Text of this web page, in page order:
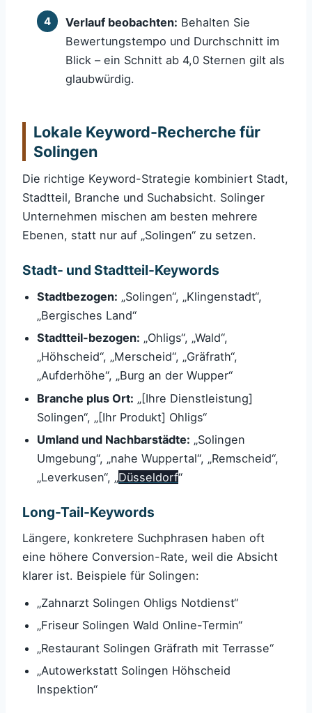
Verlauf beobachten: Behalten Sie
Bewertungstempo und Durchschnitt im
Blick – ein Schnitt ab 4,0 Sternen gilt als
glaubwürdig.
Lokale Keyword-Recherche für
Solingen
Die richtige Keyword-Strategie kombiniert Stadt,
Stadtteil, Branche und Suchabsicht. Solinger
Unternehmen mischen am besten mehrere
Ebenen, statt nur auf „Solingen“ zu setzen.
Stadt- und Stadtteil-Keywords
Stadtbezogen: „Solingen“, „Klingenstadt“,
„Bergisches Land“
Stadtteil-bezogen: „Ohligs“, „Wald“,
„Höhscheid“, „Merscheid“, „Gräfrath“,
„Aufderhöhe“, „Burg an der Wupper“
Branche plus Ort: „[Ihre Dienstleistung]
Solingen“, „[Ihr Produkt] Ohligs“
Umland und Nachbarstädte: „Solingen
Umgebung“, „nahe Wuppertal“, „Remscheid“,
„Leverkusen“, „Düsseldorf“
Long-Tail-Keywords
Längere, konkretere Suchphrasen haben oft
eine höhere Conversion-Rate, weil die Absicht
klarer ist. Beispiele für Solingen:
„Zahnarzt Solingen Ohligs Notdienst“
„Friseur Solingen Wald Online-Termin“
„Restaurant Solingen Gräfrath mit Terrasse“
„Autowerkstatt Solingen Höhscheid
Inspektion“